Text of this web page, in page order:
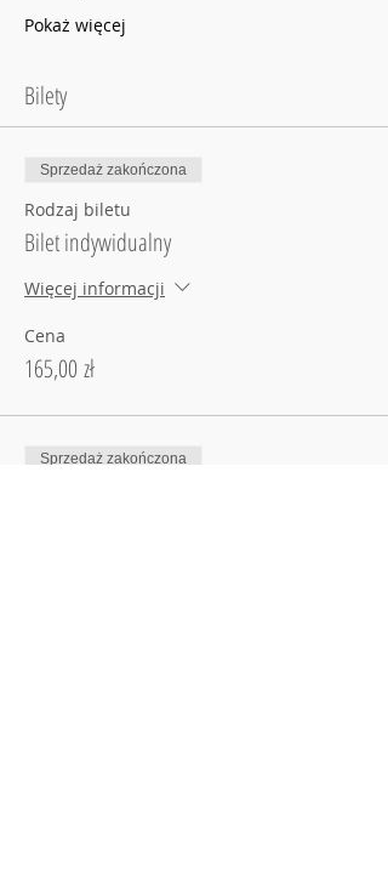
Pokaż więcej
Bilety
Sprzedaż zakończona
Rodzaj biletu
Bilet indywidualny
Więcej informacji
Cena
165,00 zł
Sprzedaż zakończona